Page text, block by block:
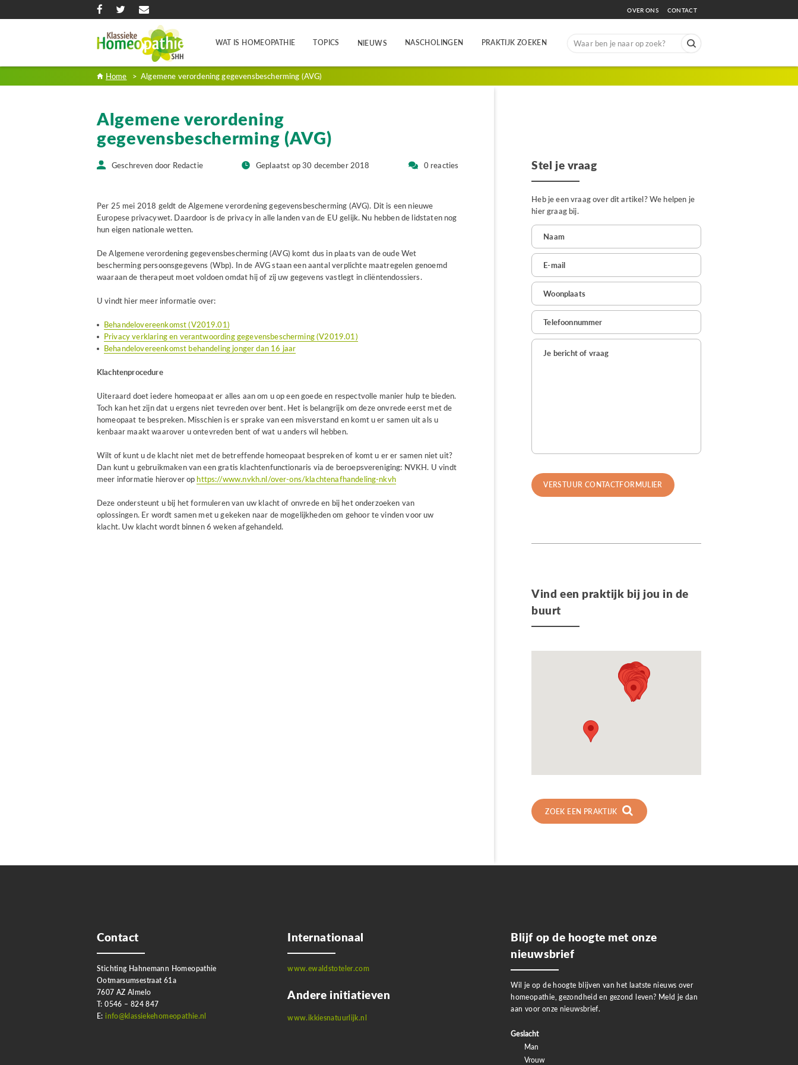
OVER ONS CONTACT
WAT IS HOMEOPATHIE TOPICS NIEUWS NASCHOLINGEN PRAKTIJK ZOEKEN
Search
Home > Algemene verordening gegevensbescherming (AVG)
Algemene verordening
gegevensbescherming (AVG)
Geschreven door Redactie Geplaatst op 30 december 2018 0 reacties
Per 25 mei 2018 geldt de Algemene verordening gegevensbescherming (AVG). Dit is een nieuwe
Europese privacywet. Daardoor is de privacy in alle landen van de EU gelijk. Nu hebben de lidstaten nog
hun eigen nationale wetten.
De Algemene verordening gegevensbescherming (AVG) komt dus in plaats van de oude Wet
bescherming persoonsgegevens (Wbp). In de AVG staan een aantal verplichte maatregelen genoemd
waaraan de therapeut moet voldoen omdat hij of zij uw gegevens vastlegt in cliëntendossiers.
U vindt hier meer informatie over:
Behandelovereenkomst (V2019.01)
Privacy verklaring en verantwoording gegevensbescherming (V2019.01)
Behandelovereenkomst behandeling jonger dan 16 jaar
Klachtenprocedure
Uiteraard doet iedere homeopaat er alles aan om u op een goede en respectvolle manier hulp te bieden.
Toch kan het zijn dat u ergens niet tevreden over bent. Het is belangrijk om deze onvrede eerst met de
homeopaat te bespreken. Misschien is er sprake van een misverstand en komt u er samen uit als u
kenbaar maakt waarover u ontevreden bent of wat u anders wil hebben.
Wilt of kunt u de klacht niet met de betreffende homeopaat bespreken of komt u er er samen niet uit?
Dan kunt u gebruikmaken van een gratis klachtenfunctionaris via de beroepsvereniging: NVKH. U vindt
meer informatie hierover ophttps://www.nvkh.nl/over-ons/klachtenafhandeling-nkvh
Deze ondersteunt u bij het formuleren van uw klacht of onvrede en bij het onderzoeken van
oplossingen. Er wordt samen met u gekeken naar de mogelijkheden om gehoor te vinden voor uw
klacht. Uw klacht wordt binnen 6 weken afgehandeld.
Stel je vraag
Heb je een vraag over dit artikel? We helpen je
hier graag bij.
Vind een praktijk bij jou in de
buurt
ZOEK EEN PRAKTIJK
Contact
Stichting Hahnemann Homeopathie
Ootmarsumsestraat 61a
7607 AZ Almelo
T: 0546 – 824 847
E:info@klassiekehomeopathie.nl
Internationaal
www.ewaldstoteler.com
Andere initiatieven
www.ikkiesnatuurlijk.nl
Blijf op de hoogte met onze
nieuwsbrief
Wil je op de hoogte blijven van het laatste nieuws over
homeopathie, gezondheid en gezond leven? Meld je dan
aan voor onze nieuwsbrief.
Geslacht
Man
Vrouw